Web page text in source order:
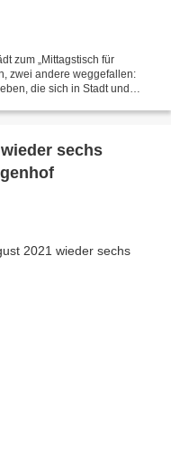
zum „Mittagstisch für
zwei andere weggefallen:
die sich in Stadt und
sechs